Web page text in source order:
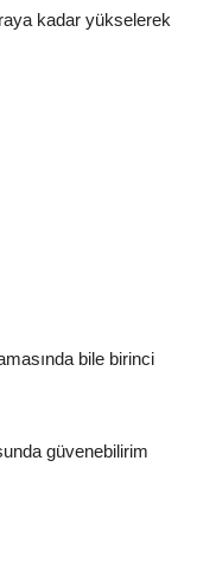
kadar yükselerek
bile birinci
güvenebilirim